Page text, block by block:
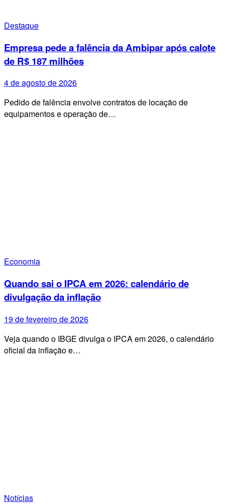
Destaque
Empresa pede a falência da Ambipar após calote
de R$ 187 milhões
4 de agosto de 2026
Pedido de falência envolve contratos de locação de
equipamentos e operação de…
Economia
Quando sai o IPCA em 2026: calendário de
divulgação da inflação
19 de fevereiro de 2026
Veja quando o IBGE divulga o IPCA em 2026, o calendário
oficial da inflação e…
Notícias